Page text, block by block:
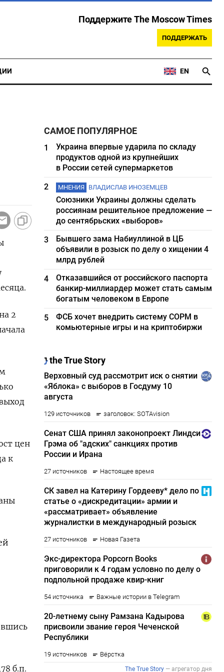
Поддержите The Moscow Times
ПОДДЕРЖАТЬ
EN
2
цен
к
б.п.
САМОЕ ПОПУЛЯРНОЕ
1
Украина впервые ударила по складу
продуктов одной из крупнейших
в России сетей супермаркетов
2
МНЕНИЯ ВЛАДИСЛАВ ИНОЗЕМЦЕВ
Союзники Украины должны сделать
россиянам решительное предложение —
до сентябрьских «выборов»
3
Бывшего зама Набиуллиной в ЦБ
объявили в розыск по делу о хищении 4
млрд рублей
4
Отказавшийся от российского паспорта
банкир-миллиардер может стать самым
богатым человеком в Европе
5
ФСБ хочет внедрить систему СОРМ в
комьютерные игры и на криптобиржи